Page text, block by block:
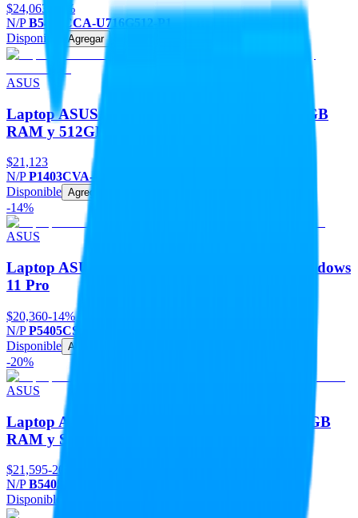
$24,063
-12%
N/PB5405CCA-U716G512-P1
Disponible
Agregar
ASUS
Laptop ASUS ExpertBook P1403CVA con 16GB
RAM y 512GB SSD
$21,123
N/PP1403CVA-C716G512-P1
Disponible Agregar
-14%
ASUS
Laptop ASUS ExpertBook P5405CSA con Windows
11 Pro
$20,360-14%
N/PP5405CSA-U516G512-P1
Disponible Agregar
-20%
ASUS
Laptop ASUS ExpertBook B5405CCA con 16GB
RAM y SSD
$21,595-20%
N/PB5405CCA-U516G512-P1
Disponible